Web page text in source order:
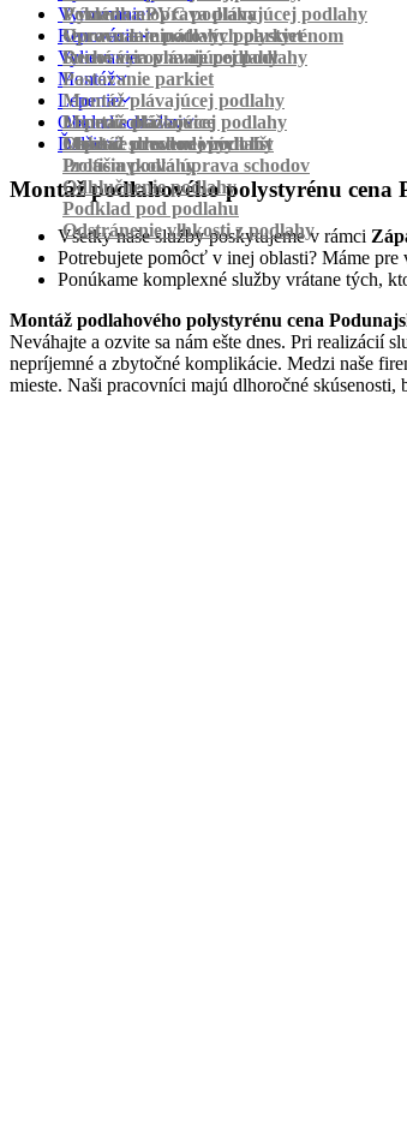
Pokládka PVC podlahy
Výmena a oprava plávajúcej podlahy
Oprava laminátových parkiet
Vyrovnanie
Vyrovnanie podlahy polystyrénom
Suché vyrovnanie podlahy
Renovácia
Renovácia plávajúcej podlahy
Pastovanie parkiet
Vylievanie
Montáž
Montáž plávajúcej podlahy
Montáž dlážkovice
Montáž prechodových líšt
Lepenie
Lepenie plávajúcej podlahy
Lepenie drevenej podlahy
Obklad schodov
Obklad schodov vinylom
Protišmyková úprava schodov
Ďalšie
Izolácia podlahy
Odhlučnenie podlahy
Podklad pod podlahu
Odstránenie vlhkosti z podlahy
Montáž podlahového polystyrénu cena
Všetky naše služby poskytujeme v rámci
Potrebujete pomôcť v inej oblasti? Máme
Ponúkame komplexné služby vrátane tých,
Montáž podlahového polystyrénu cena
Neváhajte a ozvite sa nám ešte dnes. Pri realizácií
nepríjemné a zbytočné komplikácie. Medzi naše
mieste. Naši pracovníci majú dlhoročné skúsenosti,